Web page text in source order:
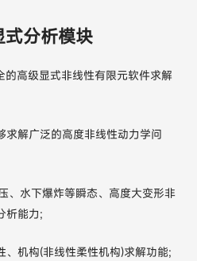
分析模块
高级显式非线性有限元软件求解
求解广泛的高度非线性动力学问
、水下爆炸等瞬态、高度大变形非
析能力;
、机构(非线性柔性机构)求解功能;